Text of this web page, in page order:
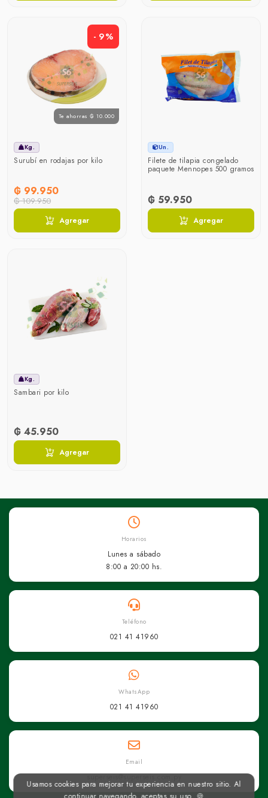
Te ahorras ₲ 10.000
- 9%
Kg.
Surubí en rodajas por kilo
₲ 99.950
₲ 109.950
Agregar
Un.
Filete de tilapia congelado
paquete Mennopes 500 gramos
₲ 59.950
Agregar
Kg.
Sambari por kilo
₲ 45.950
Agregar
Horarios
Lunes a sábado
8:00 a 20:00 hs.
Teléfono
021 41 41960
WhatsApp
021 41 41960
Email
superseis@superseis.com.py
Usamos cookies para mejorar tu experiencia en nuestro sitio. Al